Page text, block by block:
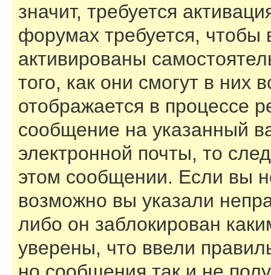
значит, требуется
форумах требуется,
активированы
того, как они смогут в
отображается в процессе
сообщение на указанный
электронной почты, то
этом сообщении. Если вы
возможно вы указали
либо он заблокирован
уверены, что ввели